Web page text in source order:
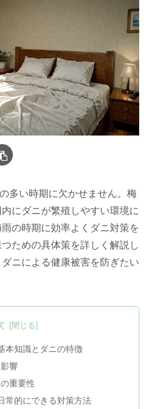
多い時期に欠かせません。梅
にダニが繁殖しやすい環境に
の時期に効率よくダニ対策を
ための具体策を詳しく解説し
ニによる健康被害を防ぎたい
本知識とダニの特徴
響
重要性
常的にできる対策方法